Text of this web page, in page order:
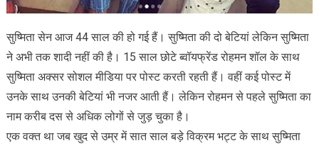
सुष्मिता सेन आज 44 साल की हो गई हैं। सुष्मिता की दो बेटियां लेकिन सुष्मिता
ने अभी तक शादी नहीं की है। 15 साल छोटे ब्वॉयफ्रेंड रोहमन शॉल के साथ
सुष्मिता अक्सर सोशल मीडिया पर पोस्ट करती रहती हैं। वहीं कई पोस्ट में
उनके साथ उनकी बेटियां भी नजर आती हैं। लेकिन रोहमन से पहले सुष्मिता का
नाम करीब दस से अधिक लोगों से जुड़ चुका है।
एक वक्त था जब खुद से उम्र में सात साल बड़े विक्रम भट्ट के साथ सुष्मिता